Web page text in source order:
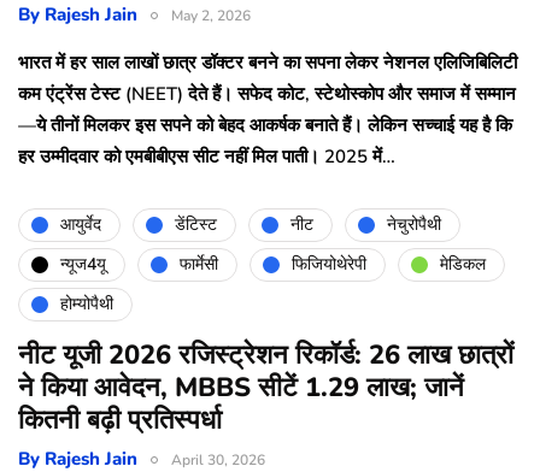
By Rajesh Jain May 2, 2026
भारत में हर साल लाखों छात्र डॉक्टर बनने का सपना लेकर नेशनल एलिजिबिलिटी
कम एंट्रेंस टेस्ट (NEET) देते हैं। सफेद कोट, स्टेथोस्कोप और समाज में सम्मान
—ये तीनों मिलकर इस सपने को बेहद आकर्षक बनाते हैं। लेकिन सच्चाई यह है कि
हर उम्मीदवार को एमबीबीएस सीट नहीं मिल पाती। 2025 में…
आयुर्वेद डेंटिस्ट नीट
नेचुरोपैथी
न्यूज4यू
फार्मेसी फिजियोथेरेपी
मेडिकल
होम्योपैथी
नीट यूजी 2026 रजिस्ट्रेशन रिकॉर्ड: 26 लाख छात्रों
ने किया आवेदन, MBBS सीटें 1.29 लाख; जानें
कितनी बढ़ी प्रतिस्पर्धा
By Rajesh Jain April 30, 2026